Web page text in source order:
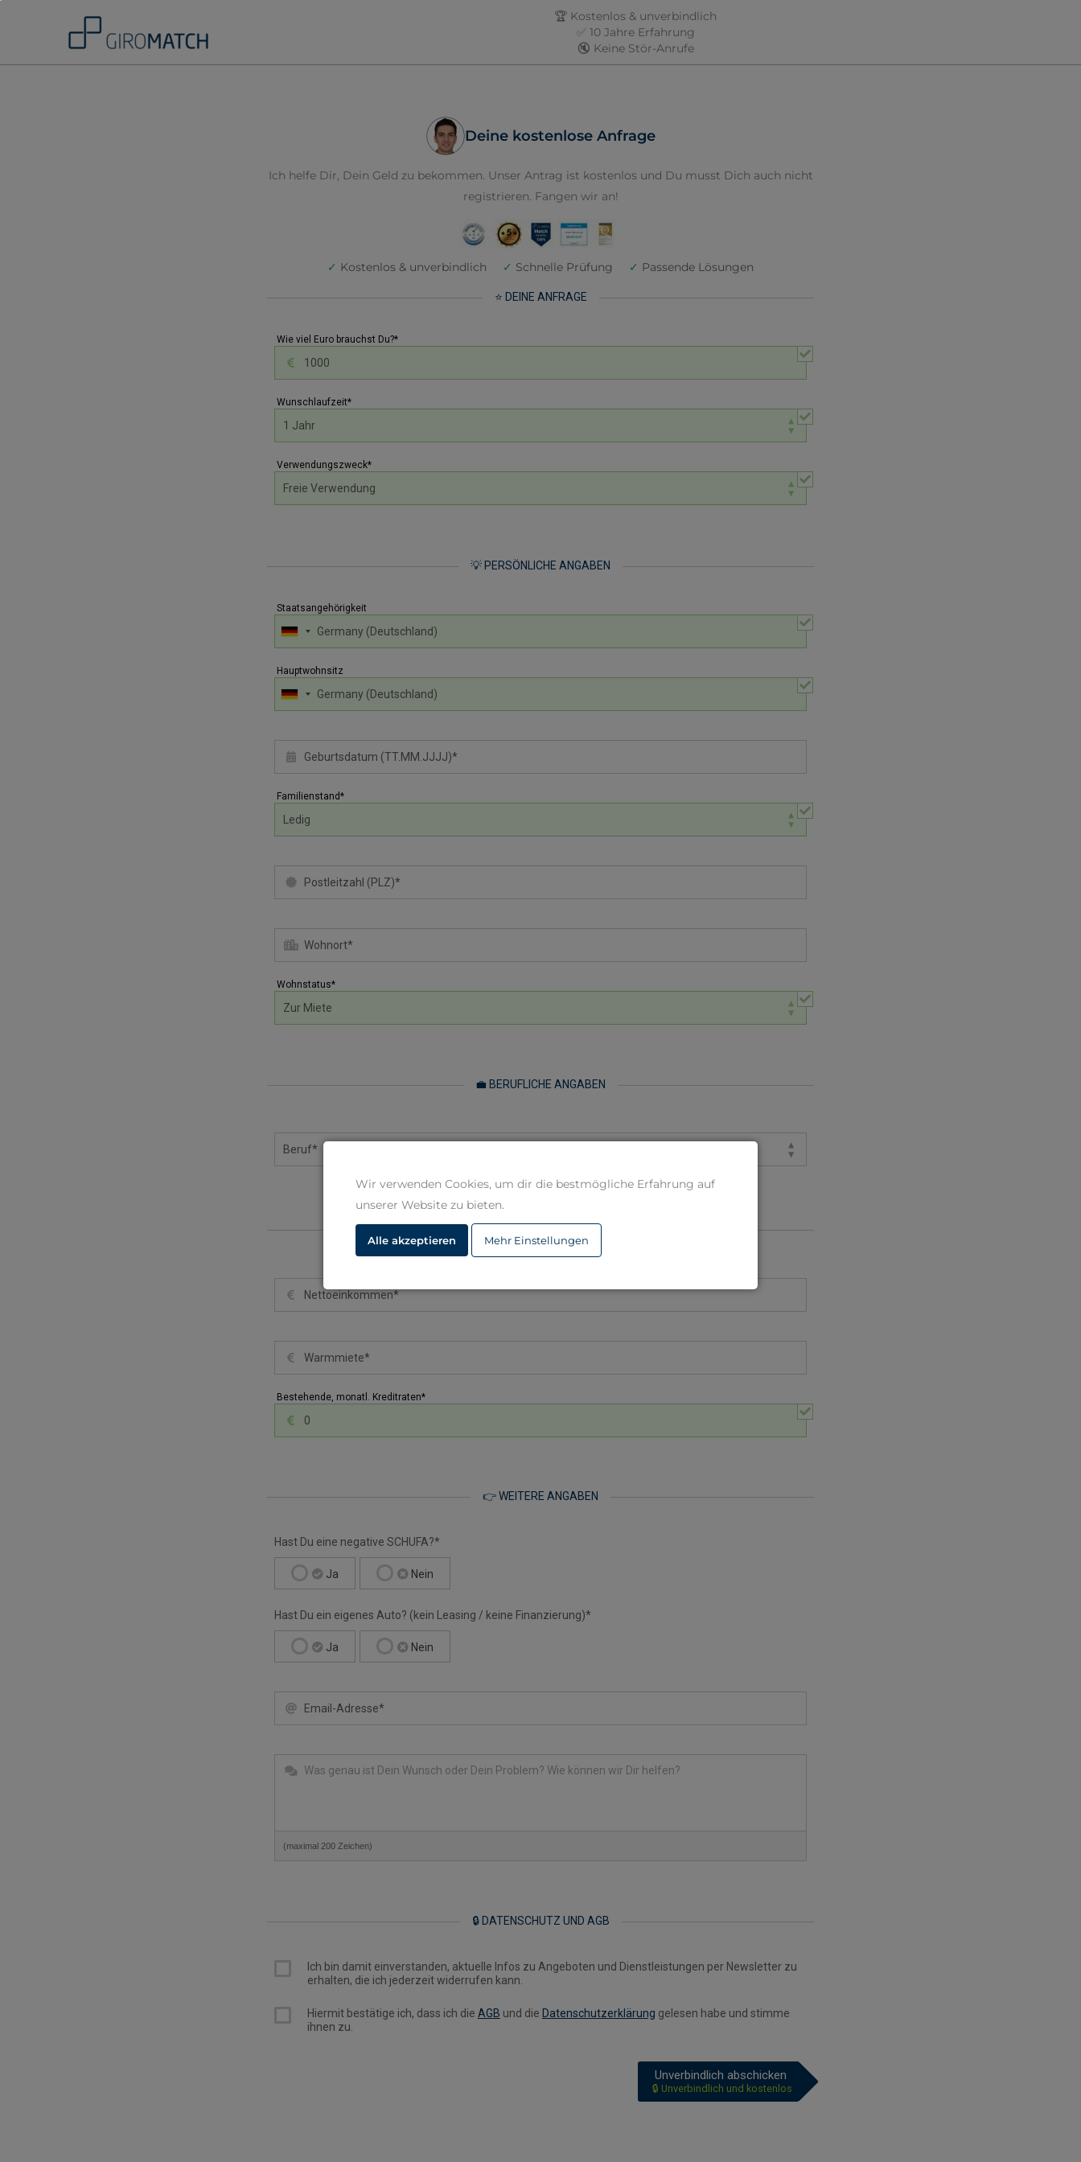
🏆 Kostenlos & unverbindlich
✅ 10 Jahre Erfahrung
🔇 Keine Stör-Anrufe
Deine kostenlose Anfrage
Ich helfe Dir, Dein Geld zu bekommen. Unser Antrag ist kostenlos und Du musst Dich auch nicht
registrieren. Fangen wir an!
✓ Kostenlos & unverbindlich ✓ Schnelle Prüfung ✓ Passende Lösungen
⭐ DEINE ANFRAGE
Wie viel Euro brauchst Du?*
Wunschlaufzeit*
Verwendungszweck*
💡 PERSÖNLICHE ANGABEN
Staatsangehörigkeit
Hauptwohnsitz
Familienstand*
Wohnstatus*
💼 BERUFLICHE ANGABEN
💶 MONATLICHE EINNAHMEN UND AUSGABEN
Bestehende, monatl. Kreditraten*
👉 WEITERE ANGABEN
Hast Du eine negative SCHUFA?*
Ja Nein
Hast Du ein eigenes Auto? (kein Leasing / keine Finanzierung)*
Ja Nein
(maximal 200 Zeichen)
🔒 DATENSCHUTZ UND AGB
Ich bin damit einverstanden, aktuelle Infos zu Angeboten und Dienstleistungen per Newsletter zu
erhalten, die ich jederzeit widerrufen kann.
Hiermit bestätige ich, dass ich die AGB und die Datenschutzerklärung gelesen habe und stimme
ihnen zu.
Unverbindlich abschicken
🔒 Unverbindlich und kostenlos
Wir verwenden Cookies, um dir die bestmögliche Erfahrung auf
unserer Website zu bieten.
Alle akzeptieren Mehr Einstellungen